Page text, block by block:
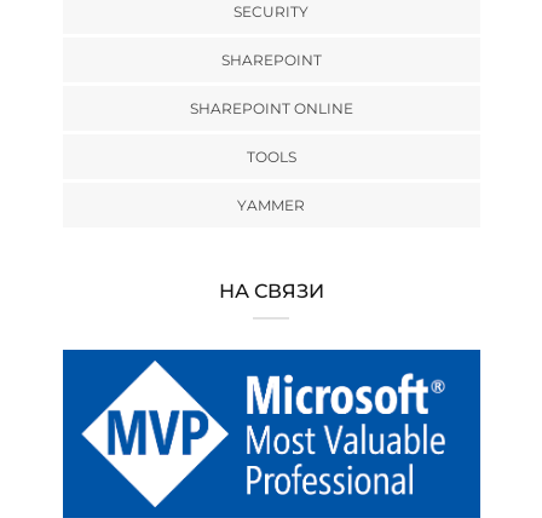
SECURITY
SHAREPOINT
SHAREPOINT ONLINE
TOOLS
YAMMER
НА СВЯЗИ